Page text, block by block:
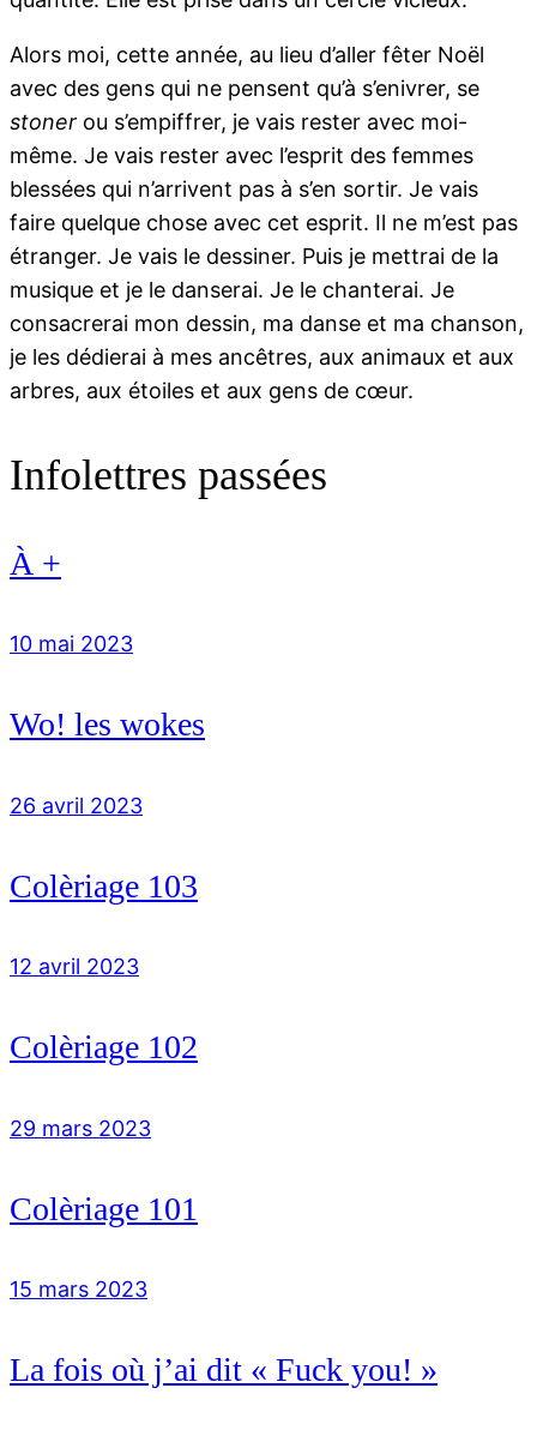
Alors moi, cette année, au lieu d’aller fêter Noël
avec des gens qui ne pensent qu’à s’enivrer, se
stoner ou s’empiffrer, je vais rester avec moi-
même. Je vais rester avec l’esprit des femmes
blessées qui n’arrivent pas à s’en sortir. Je vais
faire quelque chose avec cet esprit. Il ne m’est pas
étranger. Je vais le dessiner. Puis je mettrai de la
musique et je le danserai. Je le chanterai. Je
consacrerai mon dessin, ma danse et ma chanson,
je les dédierai à mes ancêtres, aux animaux et aux
arbres, aux étoiles et aux gens de cœur.
Infolettres passées
À +
10 mai 2023
Wo! les wokes
26 avril 2023
Colèriage 103
12 avril 2023
Colèriage 102
29 mars 2023
Colèriage 101
15 mars 2023
La fois où j’ai dit « Fuck you! »